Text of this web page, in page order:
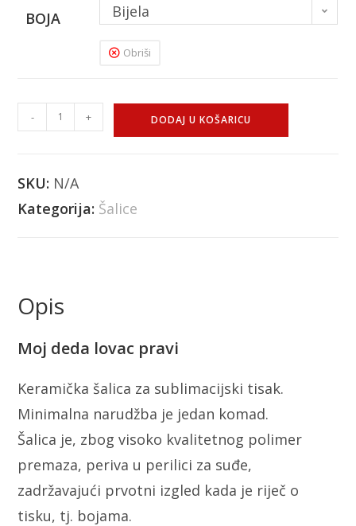
BOJA Bijela
Obriši
- + DODAJ U KOŠARICU
SKU: N/A
Kategorija: Šalice
Opis
Moj deda lovac pravi
Keramička šalica za sublimacijski tisak.
Minimalna narudžba je jedan komad.
Šalica je, zbog visoko kvalitetnog polimer
premaza, periva u perilici za suđe,
zadržavajući prvotni izgled kada je riječ o
tisku, tj. bojama.